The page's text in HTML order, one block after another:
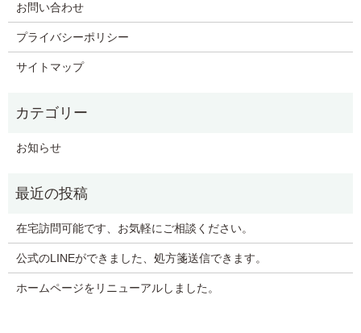
お問い合わせ
プライバシーポリシー
サイトマップ
お知らせ
在宅訪問可能です、お気軽にご相談ください。
公式のLINEができました、処方箋送信できます。
ホームページをリニューアルしました。